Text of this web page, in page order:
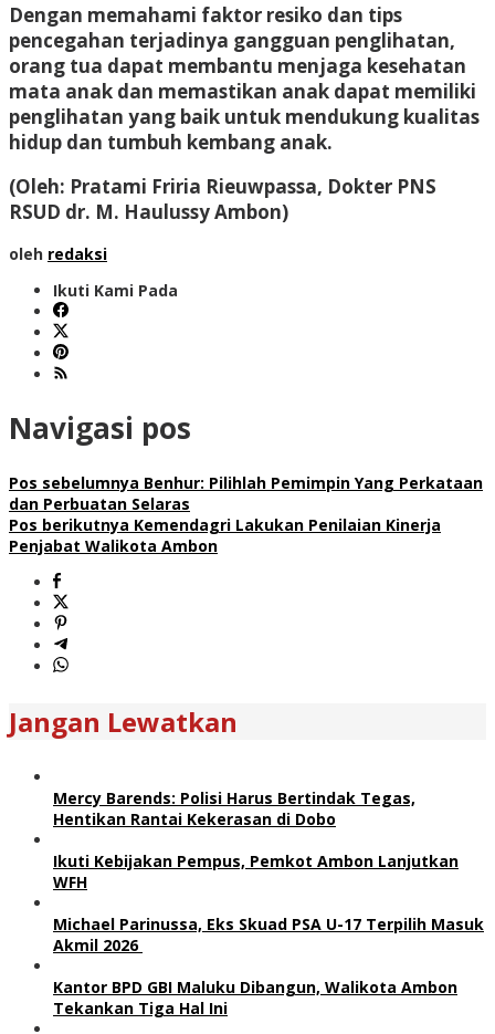
Dengan memahami faktor resiko dan tips
pencegahan terjadinya gangguan penglihatan,
orang tua dapat membantu menjaga kesehatan
mata anak dan memastikan anak dapat memiliki
penglihatan yang baik untuk mendukung kualitas
hidup dan tumbuh kembang anak.
(Oleh: Pratami Friria Rieuwpassa, Dokter PNS
RSUD dr. M. Haulussy Ambon)
oleh redaksi
Ikuti Kami Pada
Navigasi pos
Pos sebelumnya Benhur: Pilihlah Pemimpin Yang Perkataan
dan Perbuatan Selaras
Pos berikutnya Kemendagri Lakukan Penilaian Kinerja
Penjabat Walikota Ambon
Jangan Lewatkan
Mercy Barends: Polisi Harus Bertindak Tegas,
Hentikan Rantai Kekerasan di Dobo
Ikuti Kebijakan Pempus, Pemkot Ambon Lanjutkan
WFH
Michael Parinussa, Eks Skuad PSA U-17 Terpilih Masuk
Akmil 2026
Kantor BPD GBI Maluku Dibangun, Walikota Ambon
Tekankan Tiga Hal Ini